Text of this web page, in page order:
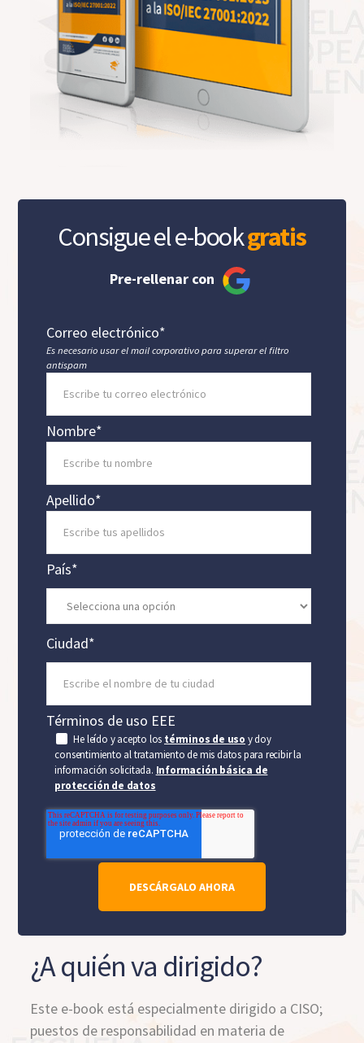
Consigue el e-bookgratis
Pre-rellenar con
Correo electrónico*
Es necesario usar el mail corporativo para superar el filtro
antispam
Nombre*
Apellido*
País*
Ciudad*
Términos de uso EEE
He leído y acepto los términos de uso y doy
consentimiento al tratamiento de mis datos para recibir la
información solicitada. Información básica de
protección de datos
¿A quién va dirigido?
Este e-book está especialmente dirigido a CISO;
puestos de responsabilidad en materia de